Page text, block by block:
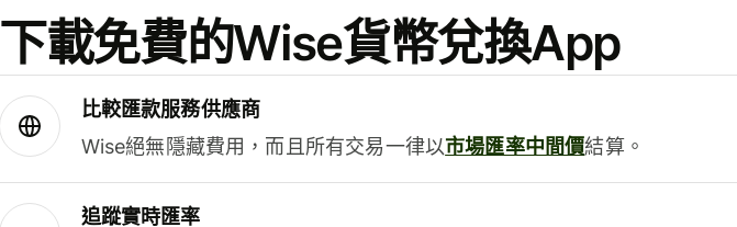
下載免費的Wise貨幣兌換App
比較匯款服務供應商
Wise絕無隱藏費用，而且所有交易一律以市場匯率中間價結算。
追蹤實時匯率